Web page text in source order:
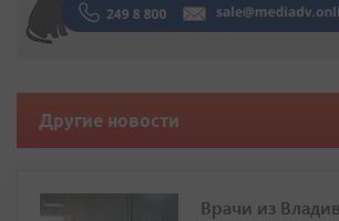
Другие новости
Врачи из